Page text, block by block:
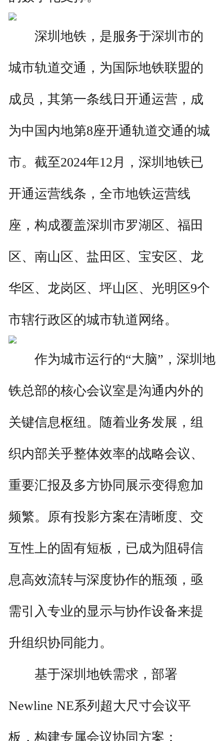
深圳地铁，是服务于深圳市的
城市轨道交通，为国际地铁联盟的
成员，其第一条线日开通运营，成
为中国内地第8座开通轨道交通的城
市。截至2024年12月，深圳地铁已
开通运营线条，全市地铁运营线
座，构成覆盖深圳市罗湖区、福田
区、南山区、盐田区、宝安区、龙
华区、龙岗区、坪山区、光明区9个
市辖行政区的城市轨道网络。
作为城市运行的“大脑”，深圳地
铁总部的核心会议室是沟通内外的
关键信息枢纽。随着业务发展，组
织内部关乎整体效率的战略会议、
重要汇报及多方协同展示变得愈加
频繁。原有投影方案在清晰度、交
互性上的固有短板，已成为阻碍信
息高效流转与深度协作的瓶颈，亟
需引入专业的显示与协作设备来提
升组织协同能力。
基于深圳地铁需求，部署
Newline NE系列超大尺寸会议平
板，构建专属会议协同方案：